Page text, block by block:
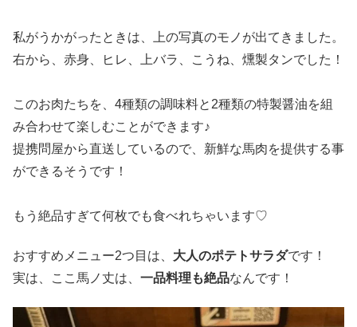
私がうかがったときは、上の写真のモノが出てきました。
右から、赤身、ヒレ、上バラ、こうね、燻製タンでした！
このお肉たちを、4種類の調味料と2種類の特製醤油を組
み合わせて楽しむことができます♪
提携問屋から直送しているので、新鮮な馬肉を提供する事
ができるそうです！
もう絶品すぎて何枚でも食べれちゃいます♡
おすすめメニュー2つ目は、 大人のポテトサラダです！
実は、ここ馬ノ丈は、 一品料理も絶品なんです！